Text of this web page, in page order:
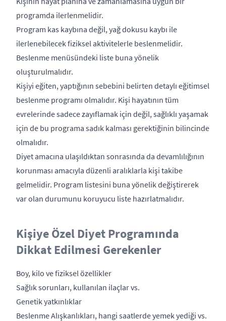
programda ilerlenmelidir.
Program kas kaybına değil, yağ dokusu kaybı ile
ilerlenebilecek fiziksel aktivitelerle beslenmelidir.
Beslenme menüsündeki liste buna yönelik
oluşturulmalıdır.
Kişiyi eğiten, yaptığının sebebini belirten detaylı eğitimsel
beslenme programı olmalıdır. Kişi hayatının tüm
evrelerinde sadece zayıflamak için değil, sağlıklı yaşamak
için de bu programa sadık kalması gerektiğinin bilincinde
olmalıdır.
Diyet amacına ulaşıldıktan sonrasında da devamlılığının
korunması amacıyla düzenli aralıklarla kişi takibe
gelmelidir. Program listesini buna yönelik değiştirerek
var olan durumunu koruyucu liste hazırlatmalıdır.
Kişiye Özel Diyet Programında
Dikkat Edilmesi Gerekenler
Boy, kilo ve fiziksel özellikler
Sağlık sorunları, kullanılan ilaçlar vs.
Genetik yatkınlıklar
Beslenme Alışkanlıkları, hangi saatlerde yemek yediği vs.